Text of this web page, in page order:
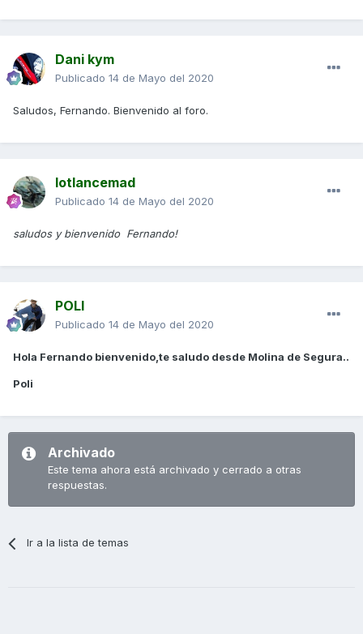
Dani kym
Publicado 14 de Mayo del 2020
Saludos, Fernando. Bienvenido al foro.
lotlancemad
Publicado 14 de Mayo del 2020
saludos y bienvenido Fernando!
POLI
Publicado 14 de Mayo del 2020
Hola Fernando bienvenido,te saludo desde Molina de Segura..
Poli
Archivado
Este tema ahora está archivado y cerrado a otras
respuestas.
Ir a la lista de temas